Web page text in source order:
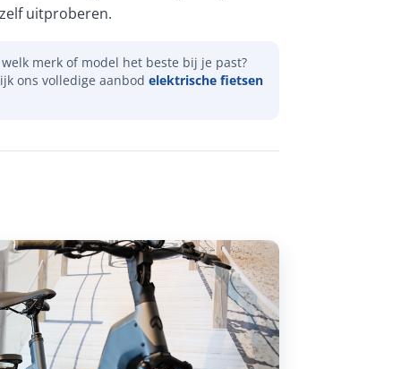
uitproberen.
merk of model het beste bij je past?
ons volledige aanbod elektrische fietsen